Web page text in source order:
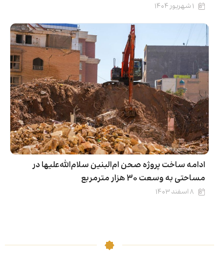
۱ شهریور ۱۴۰۴
ادامه ساخت پروژه صحن ام‌البنین سلام‌الله‌علیها در
مساحتی به وسعت 30 هزار مترمربع
۸ اسفند ۱۴۰۳